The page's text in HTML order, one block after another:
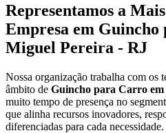
Representamos a
Empresa em
Miguel Pereira - RJ
Nossa organização trabalha com os
âmbito de Guincho para Carro
muito tempo de presença no
que alinha recursos inovadores,
diferenciadas para cada necessidade.